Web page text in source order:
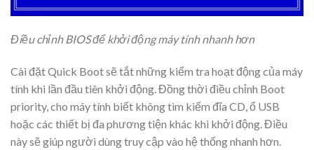
Điều chỉnh BIOS để khởi động máy tính nhanh hơn
Cài đặt Quick Boot sẽ tắt những kiểm tra hoạt động của máy
tính khi lần đầu tiên khởi động. Đồng thời điều chỉnh Boot
priority, cho máy tính biết không tìm kiếm đĩa CD, ổ USB
hoặc các thiết bị đa phương tiện khác khi khởi động. Điều
này sẽ giúp người dùng truy cập vào hệ thống nhanh hơn.